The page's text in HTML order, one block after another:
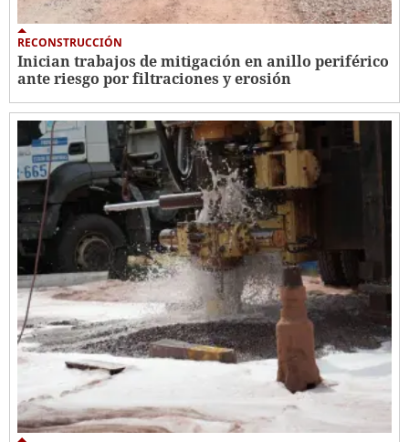
RECONSTRUCCIÓN
Inician trabajos de mitigación en anillo periférico
ante riesgo por filtraciones y erosión